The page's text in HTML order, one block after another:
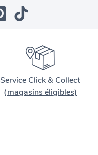
Service Click & Collect
(magasins éligibles)